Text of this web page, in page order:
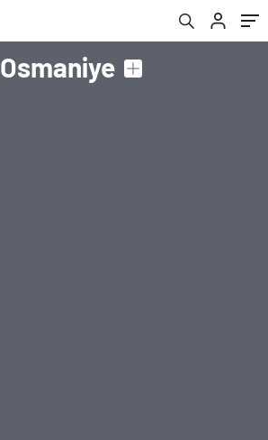
Osmaniye